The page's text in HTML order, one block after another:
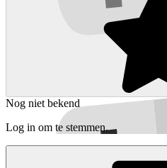
Nog niet bekend
Log in om te stemmen.